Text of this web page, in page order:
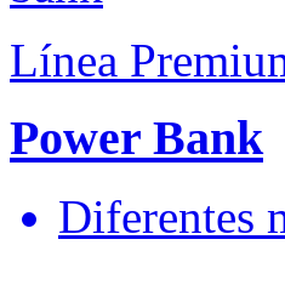
Línea
Power Bank
Diferentes